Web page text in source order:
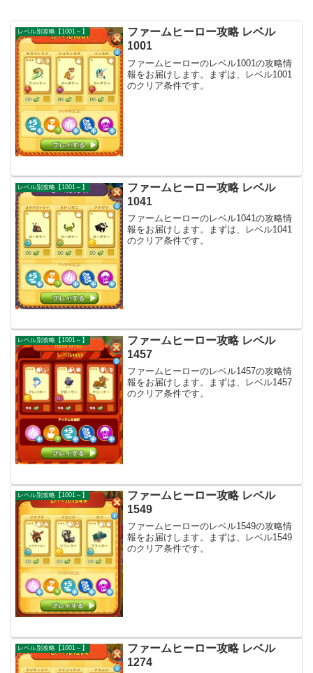
レベル別攻略【1001～】
ファームヒーロー攻略 レベル
1001
ファームヒーローのレベル1001の攻略情
報をお届けします。まずは、レベル1001
のクリア条件です。
レベル別攻略【1001～】
ファームヒーロー攻略 レベル
1041
ファームヒーローのレベル1041の攻略情
報をお届けします。まずは、レベル1041
のクリア条件です。
レベル別攻略【1001～】
ファームヒーロー攻略 レベル
1457
ファームヒーローのレベル1457の攻略情
報をお届けします。まずは、レベル1457
のクリア条件です。
レベル別攻略【1001～】
ファームヒーロー攻略 レベル
1549
ファームヒーローのレベル1549の攻略情
報をお届けします。まずは、レベル1549
のクリア条件です。
レベル別攻略【1001～】
ファームヒーロー攻略 レベル
1274